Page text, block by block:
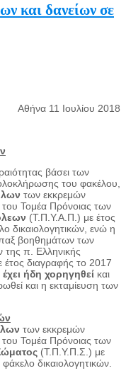
και δανείων σε
Αθήνα 11 Ιουλίου 2018
βάσει των
του φακέλου,
των εκκρεμών
Τομέα Πρόνοιας των
(Τ.Π.Υ.Α.Π.) με έτος
δικαιολογητικών, ενώ η
βοηθημάτων των
π. Ελληνικής
διαγραφής το 2017
έχει ήδη χορηγηθεί και
και η εκταμίευση των
των εκκρεμών
Τομέα Πρόνοιας των
(Τ.Π.Υ.Π.Σ.) με
φάκελο δικαιολογητικών.